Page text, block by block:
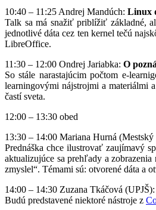
10:40 – 11:25 Andrej Mandúch: Linux
Talk sa má snažiť priblížiť základné,
jednotlivé dáta cez ten kernel tečú
LibreOffice.
11:30 – 12:00 Ondrej Jariabka: O
So stále narastajúcim počtom e-
learningovými nájstrojmi a materiálmi
častí sveta.
12:00 – 13:30 obed
13:30 – 14:00 Mariana Hurná (Mestský
Prednáška chce ilustrovať zaujímavý
aktualizujúce sa prehľady a
zmyslel“. Témami sú: otvorené dáta a
14:00 – 14:30 Zuzana Tkáčová (UPJŠ):
Budú predstavené niektoré nástroje z